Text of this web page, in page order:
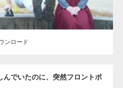
ンロード
んでいたのに、突然フロントポ